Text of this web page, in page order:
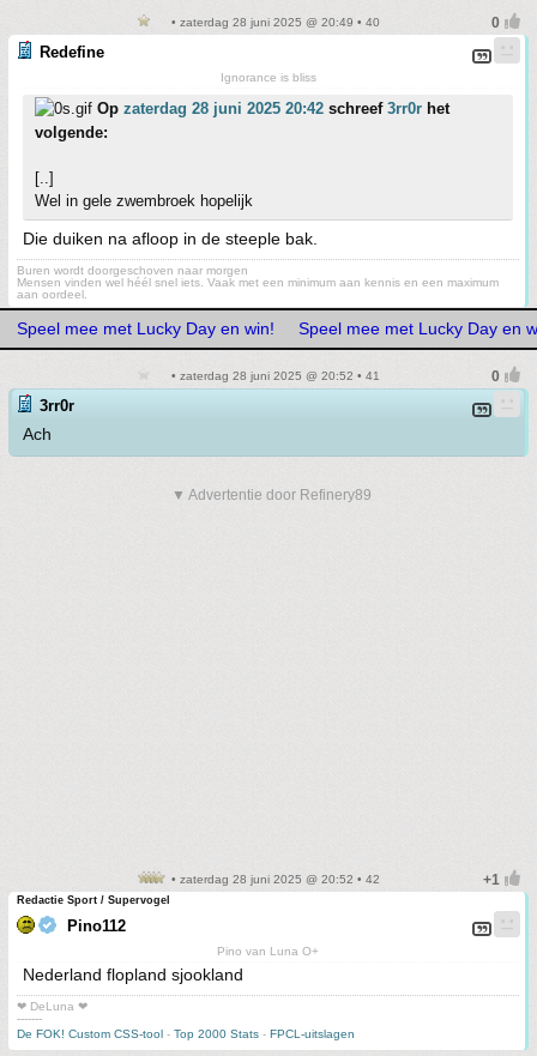
• zaterdag 28 juni 2025 @ 20:49 • 40
Redefine
Ignorance is bliss
Op zaterdag 28 juni 2025 20:42 schreef 3rr0r het
volgende:
[..]
Wel in gele zwembroek hopelijk
Die duiken na afloop in de steeple bak.
Buren wordt doorgeschoven naar morgen
Mensen vinden wel héél snel iets. Vaak met een minimum aan kennis en een maximum
aan oordeel.
Speel mee met Lucky Day en win! Speel mee met Lucky Day en
• zaterdag 28 juni 2025 @ 20:52 • 41
3rr0r
Ach
▼ Advertentie door Refinery89
• zaterdag 28 juni 2025 @ 20:52 • 42
Redactie Sport / Supervogel
Pino112
Pino van Luna O+
Nederland flopland sjookland
❤ DeLuna ❤
-------
De FOK! Custom CSS-tool - Top 2000 Stats - FPCL-uitslagen